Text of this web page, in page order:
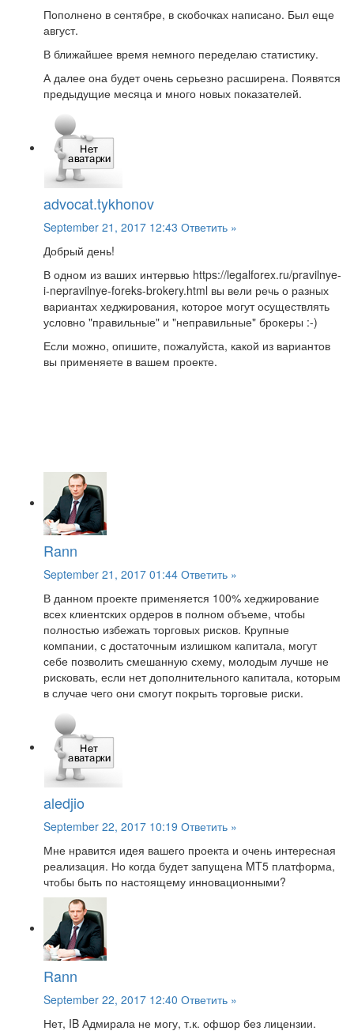
Пополнено в сентябре, в скобочках написано. Был еще
август.
В ближайшее время немного переделаю статистику.
А далее она будет очень серьезно расширена. Появятся
предыдущие месяца и много новых показателей.
advocat.tykhonov
September 21, 2017 12:43 Ответить »
Добрый день!
В одном из ваших интервью https://legalforex.ru/pravilnye-
i-nepravilnye-foreks-brokery.html вы вели речь о разных
вариантах хеджирования, которое могут осуществлять
условно "правильные" и "неправильные" брокеры :-)
Если можно, опишите, пожалуйста, какой из вариантов
вы применяете в вашем проекте.
Rann
September 21, 2017 01:44 Ответить »
В данном проекте применяется 100% хеджирование
всех клиентских ордеров в полном объеме, чтобы
полностью избежать торговых рисков. Крупные
компании, с достаточным излишком капитала, могут
себе позволить смешанную схему, молодым лучше не
рисковать, если нет дополнительного капитала, которым
в случае чего они смогут покрыть торговые риски.
aledjio
September 22, 2017 10:19 Ответить »
Мне нравится идея вашего проекта и очень интересная
реализация. Но когда будет запущена MT5 платформа,
чтобы быть по настоящему инновационными?
Rann
September 22, 2017 12:40 Ответить »
Нет, IB Адмирала не могу, т.к. офшор без лицензии.